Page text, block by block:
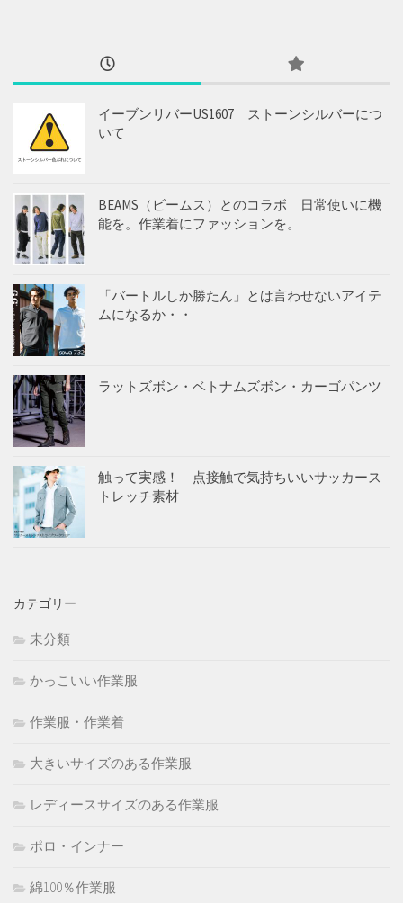
イーブンリバーUS1607 ストーンシルバーにつ
いて
BEAMS（ビームス）とのコラボ 日常使いに機
能を。作業着にファッションを。
「バートルしか勝たん」とは言わせないアイテ
ムになるか・・
ラットズボン・ベトナムズボン・カーゴパンツ
触って実感！ 点接触で気持ちいいサッカース
トレッチ素材
カテゴリー
未分類
かっこいい作業服
作業服・作業着
大きいサイズのある作業服
レディースサイズのある作業服
ポロ・インナー
綿100％作業服